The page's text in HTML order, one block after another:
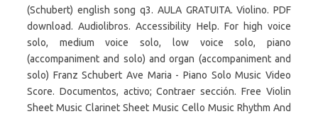
(Schubert) english song q3. AULA GRATUITA. Violino. PDF
download. Audiolibros. Accessibility Help. For high voice
solo, medium voice solo, low voice solo, piano
(accompaniment and solo) and organ (accompaniment and
solo) Franz Schubert Ave Maria - Piano Solo Music Video
Score. Documentos, activo; Contraer sección. Free Violin
Sheet Music Clarinet Sheet Music Cello Music Rhythm And